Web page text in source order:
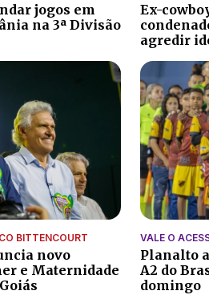
jogos em
na 3ª Divisão
Ex-
agredir
BITTENCOURT
novo
e Maternidade
VALE O
Planalto
A2 do
domingo